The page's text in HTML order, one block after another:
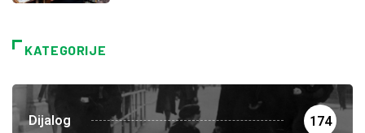
KATEGORIJE
Dijalog 174